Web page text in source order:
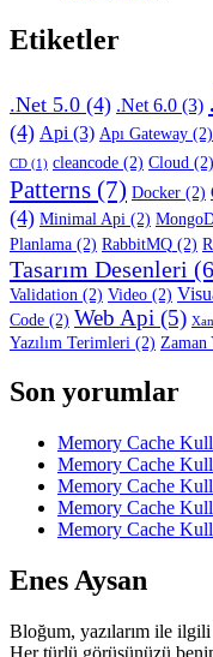
Etiketler
.Net 5.0 (4) .Net 6.0 (3)
(4) Api (3) Apı Gateway (2)
CD (1) cleancode (2) Cloud (2)
Patterns (7) Docker (2)
(4) Minimal Api (2)
Planlama (2) RabbitMQ (2)
Tasarım Desenleri
Validation (2) Video (2)
Code (2) Web Api (5)
Yazılım Terimleri (2) Zaman
Son yorumlar
Memory Cache
Memory Cache
Memory Cache
Memory Cache
Memory Cache
Enes Aysan
Bloğum, yazılarım ile